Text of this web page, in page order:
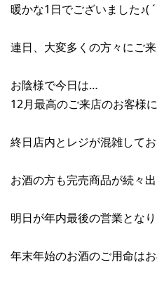
暖かな1日でございました♪(
連日、大変多くの方々にご
お陰様で今日は…
12月最高のご来店のお客様
終日店内とレジが混雑して
お酒の方も完売商品が続々
明日が年内最後の営業となり
年末年始のお酒のご用命は